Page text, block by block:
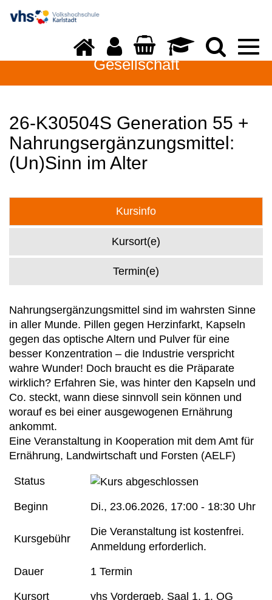
Gesellschaft
26-K30504S Generation 55 +
Nahrungsergänzungsmittel:
(Un)Sinn im Alter
Kursinfo
Kursort(e)
Termin(e)
Nahrungsergänzungsmittel sind im wahrsten Sinne
in aller Munde. Pillen gegen Herzinfarkt, Kapseln
gegen das optische Altern und Pulver für eine
besser Konzentration – die Industrie verspricht
wahre Wunder! Doch braucht es die Präparate
wirklich? Erfahren Sie, was hinter den Kapseln und
Co. steckt, wann diese sinnvoll sein können und
worauf es bei einer ausgewogenen Ernährung
ankommt.
Eine Veranstaltung in Kooperation mit dem Amt für
Ernährung, Landwirtschaft und Forsten (AELF)
Status
Beginn Di., 23.06.2026, 17:00 - 18:30 Uhr
Kursgebühr
Die Veranstaltung ist kostenfrei.
Anmeldung erforderlich.
Dauer 1 Termin
Kursort vhs Vordergeb. Saal 1, 1. OG